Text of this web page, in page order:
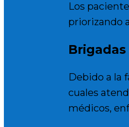
Los
priorizando
Debido a la
cuales
médicos,